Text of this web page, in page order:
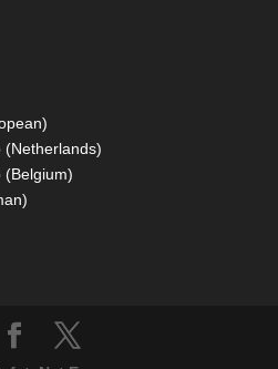
(Netherlands)
(Belgium)